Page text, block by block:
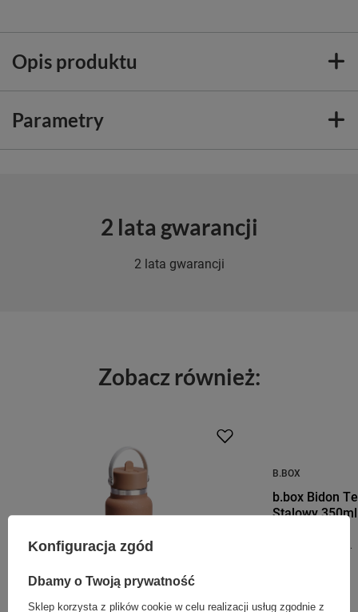
Opis produktu
Parametry
2 lata gwarancji
2 lata gwarancji
Zobacz również:
B.BOX
b.box Bidon
Stalowy
Konfiguracja zgód
Dbamy o Twoją prywatność
Sklep korzysta z plików cookie w celu realizacji usług zgodnie z